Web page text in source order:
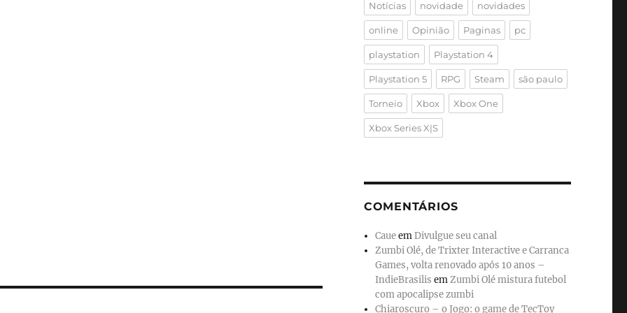
Notícias novidade novidades
online Opinião Paginas pc
playstation Playstation 4
Playstation 5 RPG Steam são paulo
Torneio Xbox Xbox One
Xbox Series X|S
COMENTÁRIOS
CaueemDivulgue seu canal
Zumbi Olé, de Trixter Interactive e Carranca
Games, volta renovado após 10 anos –
IndieBrasilis emZumbi Olé mistura futebol
com apocalipse zumbi
Chiaroscuro – o Jogo: o game de TecToy